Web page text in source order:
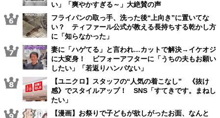
い」「爽やかすぎる～」大絶賛の声
フライパンの取っ手、洗った後“上向き”に置いてな
い？ ティファール公式が教える長持ちする乾かし方
に「知らなかった」
妻に「ハゲてる」と言われ…カットで解決→イケオジ
に大変身！ ビフォーアフターに「うちの夫もお願い
したい」「若返りハンパない」
【ユニクロ】スタッフの“人気の着こなし” 《抜け
感》でスタイルアップ！ SNS「すてきです。まねし
たい」
【漫画】お祭りで子どもが欲しがったお面、なんと